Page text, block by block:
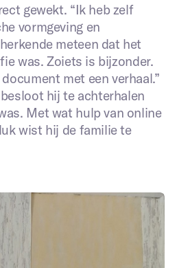
gewekt. “Ik heb zelf
vormgeving en
meteen dat het
was. Zoiets is bijzonder.
met een verhaal.”
hij te achterhalen
Met wat hulp van online
wist hij de familie te
uw project *
met de privacy